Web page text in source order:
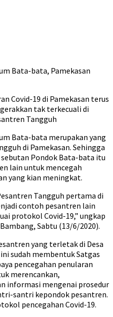
Bata-bata, Pamekasan
Covid-19 di Pamekasan terus
tak terkecuali di
Tangguh
Bata-bata merupakan yang
di Pamekasan. Sehingga
Pondok Bata-bata itu
lain untuk mencegah
yang kian meningkat.
Tangguh pertama di
contoh pesantren lain
protokol Covid-19,” ungkap
Sabtu (13/6/2020).
yang terletak di Desa
sudah membentuk Satgas
pencegahan penularan
merencankan,
informasi mengenai prosedur
santri kepondok pesantren.
pencegahan Covid-19.